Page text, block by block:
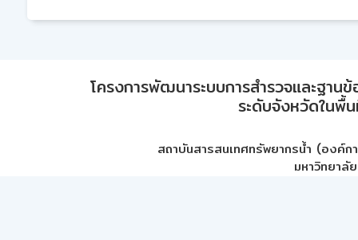
โครงการพัฒนาระบบการสำรวจและฐา
ระดับจังหวัดในพื้
สถาบันสารสนเทศทรัพยากรน้ำ (องค์ก
มหาวิทยาลั